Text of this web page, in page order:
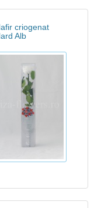
criogenat
Alb